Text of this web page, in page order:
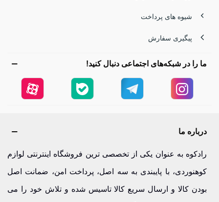
شیوه های پرداخت
پیگیری سفارش
ما را در شبکه‌های اجتماعی دنبال کنید!
درباره ما
رادکوه به عنوان یکی از تخصصی ترین فروشگاه اینترنتی لوازم
کوهنوردی، با پایبندی به سه اصل، پرداخت امن، ضمانت اصل
بودن کالا و ارسال سریع کالا تاسیس شده و تلاش خود را می